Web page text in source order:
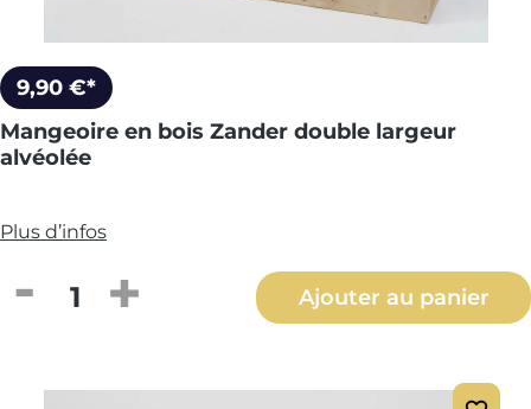
9,90 €*
Mangeoire en bois Zander double largeur
alvéolée
Plus d’infos
Quantité de produit : Entrez la
Ajouter au panier